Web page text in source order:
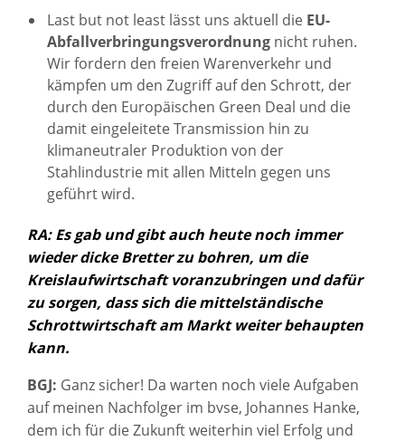
Last but not least lässt uns aktuell die EU-
Abfallverbringungsverordnung nicht ruhen.
Wir fordern den freien Warenverkehr und
kämpfen um den Zugriff auf den Schrott, der
durch den Europäischen Green Deal und die
damit eingeleitete Transmission hin zu
klimaneutraler Produktion von der
Stahlindustrie mit allen Mitteln gegen uns
geführt wird.
RA: Es gab und gibt auch heute noch immer
wieder dicke Bretter zu bohren, um die
Kreislaufwirtschaft voranzubringen und dafür
zu sorgen, dass sich die mittelständische
Schrottwirtschaft am Markt weiter behaupten
kann.
BGJ: Ganz sicher! Da warten noch viele Aufgaben
auf meinen Nachfolger im bvse, Johannes Hanke,
dem ich für die Zukunft weiterhin viel Erfolg und